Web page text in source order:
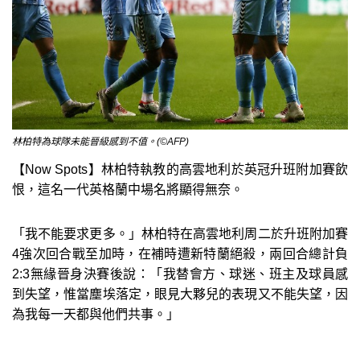
林柏特為球隊未能晉級感到不值。(©AFP)
【Now Spots】林柏特執教的高雲地利於英冠升班附加賽飲
恨，這名一代英格蘭中場名將顯得無奈。
「我不能要求更多。」林柏特在高雲地利周二於升班附加賽
4強次回合戰至加時，在補時遭新特蘭絕殺，兩回合總計負
2:3無緣晉身決賽後說：「我替會方、球迷、班主及球員感
到失望，惟當塵埃落定，眼見大夥兒的表現又不能失望，因
為我每一天都與他們共事。」